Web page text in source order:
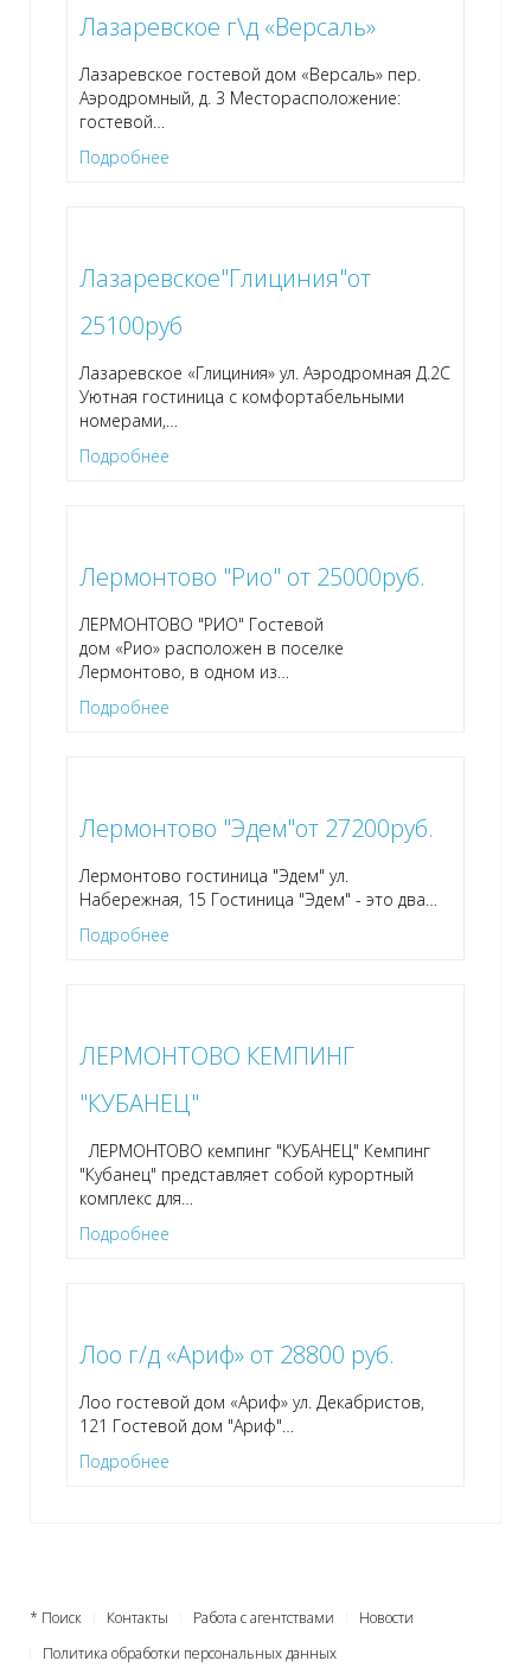
Лазаревское г\д «Версаль»
Лазаревское гостевой дом «Версаль» пер.
Аэродромный, д. 3 Месторасположение:
гостевой
Подробнее
Лазаревское"Глициния"от
25100руб
Лазаревское «Глициния» ул. Аэродромная Д.2С
Уютная гостиница с комфортабельными
номерами,
Подробнее
Лермонтово "Рио" от 25000руб.
ЛЕРМОНТОВО "РИО" Гостевой
дом «Рио» расположен в поселке
Лермонтово, в одном из
Подробнее
Лермонтово "Эдем"от 27200руб.
Лермонтово гостиница "Эдем" ул.
Набережная, 15 Гостиница "Эдем" - это два
Подробнее
ЛЕРМОНТОВО КЕМПИНГ
"КУБАНЕЦ"
ЛЕРМОНТОВО кемпинг "КУБАНЕЦ" Кемпинг
"Кубанец" представляет собой курортный
комплекс для
Подробнее
Лоо г/д «Ариф» от 28800 руб.
Лоо гостевой дом «Ариф» ул. Декабристов,
121 Гостевой дом "Ариф"
Подробнее
* Поиск Контакты Работа с агентствами
Новости
Политика обработки персональных данных